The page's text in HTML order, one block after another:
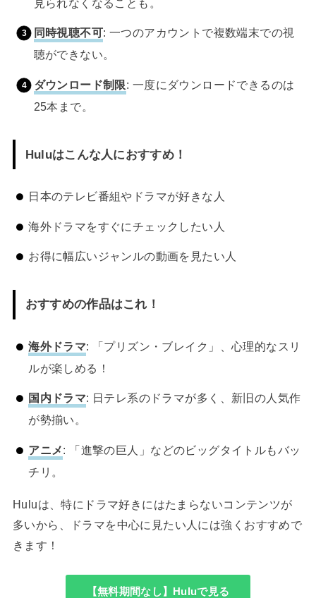
見られなくなることも。
同時視聴不可: 一つのアカウントで複数端末での視
聴ができない。
ダウンロード制限: 一度にダウンロードできるのは
25本まで。
Huluはこんな人におすすめ！
日本のテレビ番組やドラマが好きな人
海外ドラマをすぐにチェックしたい人
お得に幅広いジャンルの動画を見たい人
おすすめの作品はこれ！
海外ドラマ: 「プリズン・ブレイク」、心理的なスリ
ルが楽しめる！
国内ドラマ: 日テレ系のドラマが多く、新旧の人気作
が勢揃い。
アニメ: 「進撃の巨人」などのビッグタイトルもバッ
チリ。
Huluは、特にドラマ好きにはたまらないコンテンツが
多いから、ドラマを中心に見たい人には強くおすすめで
きます！
【無料期間なし】Huluで見る